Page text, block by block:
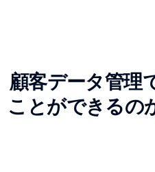
顧客データ管理
ことができるの